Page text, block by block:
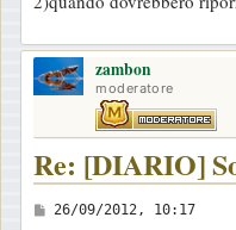
g
g
i
o
zambon
moderatore
Re: [DIARIO]
M
26/09/2012, 10:17